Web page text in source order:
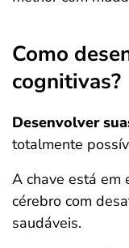
Como
cognitivas?
Desenvolver
totalmente
A chave está em
cérebro com
saudáveis.